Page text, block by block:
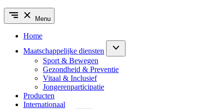
Menu
Home
Maatschappelijke diensten
Sport & Bewegen
Gezondheid & Preventie
Vitaal & Inclusief
Jongerenparticipatie
Producten
Internationaal